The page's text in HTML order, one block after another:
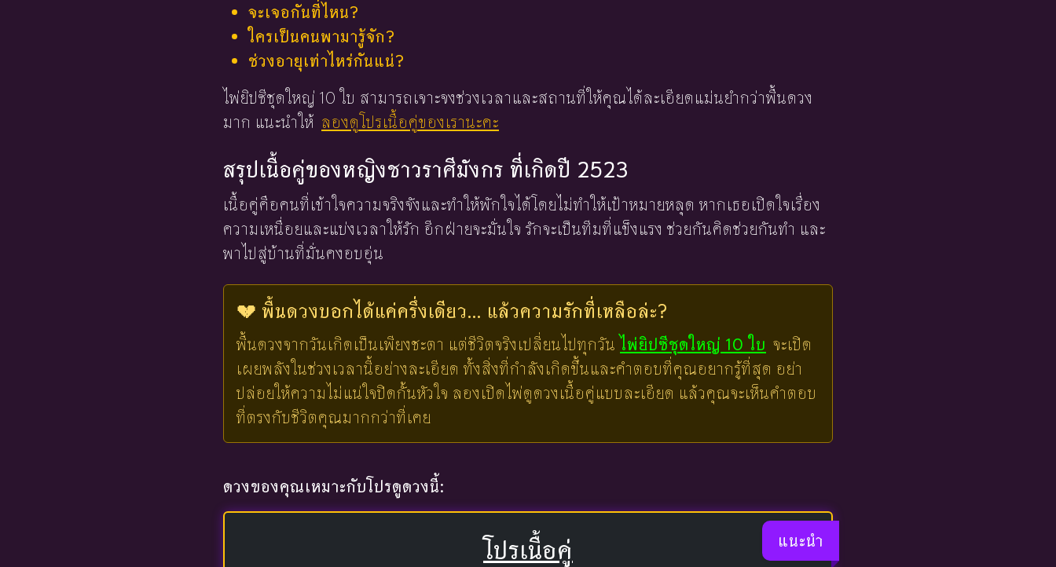
จะเจอกันที่ไหน?
ใครเป็นคนพามารู้จัก?
ช่วงอายุเท่าไหร่กันแน่?
ไพ่ยิปซีชุดใหญ่ 10 ใบ สามารถเจาะจงช่วงเวลาและสถานที่ให้คุณได้ละเอียดแม่นยำกว่าพื้นดวง
มาก แนะนำให้ ลองดูโปรเนื้อคู่ของเรานะคะ
สรุปเนื้อคู่ของหญิงชาวราศีมังกร ที่เกิดปี 2523
เนื้อคู่คือคนที่เข้าใจความจริงจังและทำให้พักใจได้โดยไม่ทำให้เป้าหมายหลุด หากเธอเปิดใจเรื่อง
ความเหนื่อยและแบ่งเวลาให้รัก อีกฝ่ายจะมั่นใจ รักจะเป็นทีมที่แข็งแรง ช่วยกันคิดช่วยกันทำ และ
พาไปสู่บ้านที่มั่นคงอบอุ่น
💔 พื้นดวงบอกได้แค่ครึ่งเดียว... แล้วความรักที่เหลือล่ะ?
พื้นดวงจากวันเกิดเป็นเพียงชะตา แต่ชีวิตจริงเปลี่ยนไปทุกวัน ไพ่ยิปซีชุดใหญ่ 10 ใบ จะเปิด
เผยพลังในช่วงเวลานี้อย่างละเอียด ทั้งสิ่งที่กำลังเกิดขึ้นและคำตอบที่คุณอยากรู้ที่สุด อย่า
ปล่อยให้ความไม่แน่ใจปิดกั้นหัวใจ ลองเปิดไพ่ดูดวงเนื้อคู่แบบละเอียด แล้วคุณจะเห็นคำตอบ
ที่ตรงกับชีวิตคุณมากกว่าที่เคย
ดวงของคุณเหมาะกับโปรดูดวงนี้:
แนะนำ
โปรเนื้อคู่